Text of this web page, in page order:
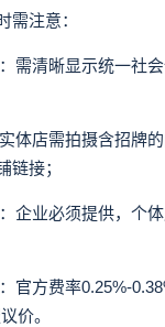
注意：
清晰显示统一社会
店需拍摄含招牌的
链接；
业必须提供，个体
方费率0.25%-
价。